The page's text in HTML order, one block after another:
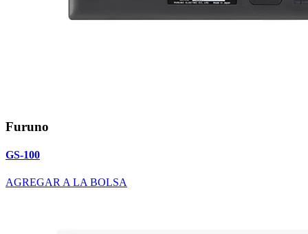
Furuno
GS-100
AGREGAR A LA BOLSA